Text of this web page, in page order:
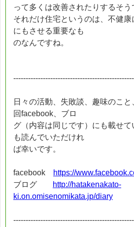
って多くは改善されたりするそう
それだけ住宅というのは、不健
にもさせる重要なも
のなんですね。
日々の活動、失敗談、趣味のこ
回facebook、ブロ
グ（内容は同じです）にも載せ
も読んでいただけれ
ば幸いです。
facebook
https://
ブログ
http://hatakenakato-
ki.on.omisenomikata.jp/diary